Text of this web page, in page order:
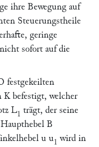
ihre Bewegung auf
Steuerungstheile
geringe
sofort auf die
festgekeilten
Kbefestigt, welcher
L1 trägt, der seine
B
u u1 wird in